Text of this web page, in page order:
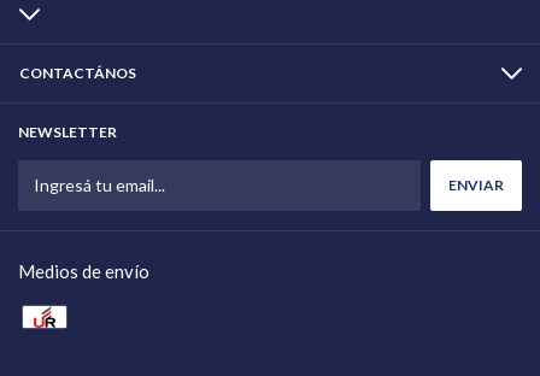
CONTACTÁNOS
NEWSLETTER
Medios de envío